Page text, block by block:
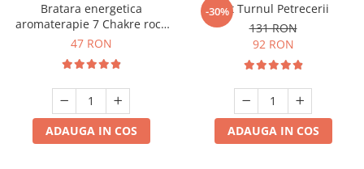
Bratara energetica
aromaterapie 7 Chakre roca
vulcanica
47 RON
ADAUGA IN COS
-30%Set Turnul Petrecerii
131 RON
92 RON
ADAUGA IN COS